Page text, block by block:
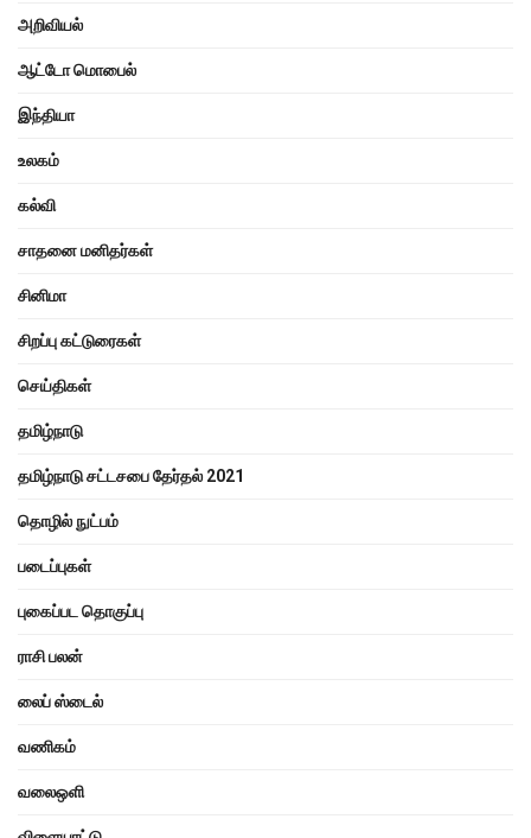
அறிவியல்
ஆட்டோ மொபைல்
இந்தியா
உலகம்
கல்வி
சாதனை மனிதர்கள்
சினிமா
சிறப்பு கட்டுரைகள்
செய்திகள்
தமிழ்நாடு
தமிழ்நாடு சட்டசபை தேர்தல் 2021
தொழில் நுட்பம்
படைப்புகள்
புகைப்பட தொகுப்பு
ராசி பலன்
லைப் ஸ்டைல்
வணிகம்
வலைஒளி